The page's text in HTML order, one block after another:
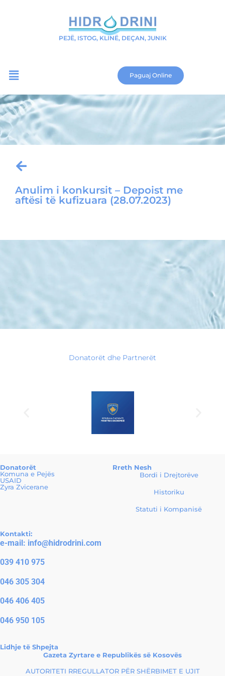
PEJË, ISTOG, KLINË, DEÇAN, JUNIK
Paguaj Online
Anulim i konkursit – Depoist me
aftësi të kufizuara (28.07.2023)
Donatorët dhe Partnerët
Donatorët
Komuna e Pejës
USAID
Zyra Zvicerane
Rreth Nesh
Bordi i Drejtorëve
Historiku
Statuti i Kompanisë
Kontakti:
e-mail: info@hidrodrini.com
039 410 975
046 305 304
046 406 405
046 950 105
Lidhje të Shpejta
Gazeta Zyrtare e Republikës së Kosovës
AUTORITETI RREGULLATOR PËR SHËRBIMET E UJIT